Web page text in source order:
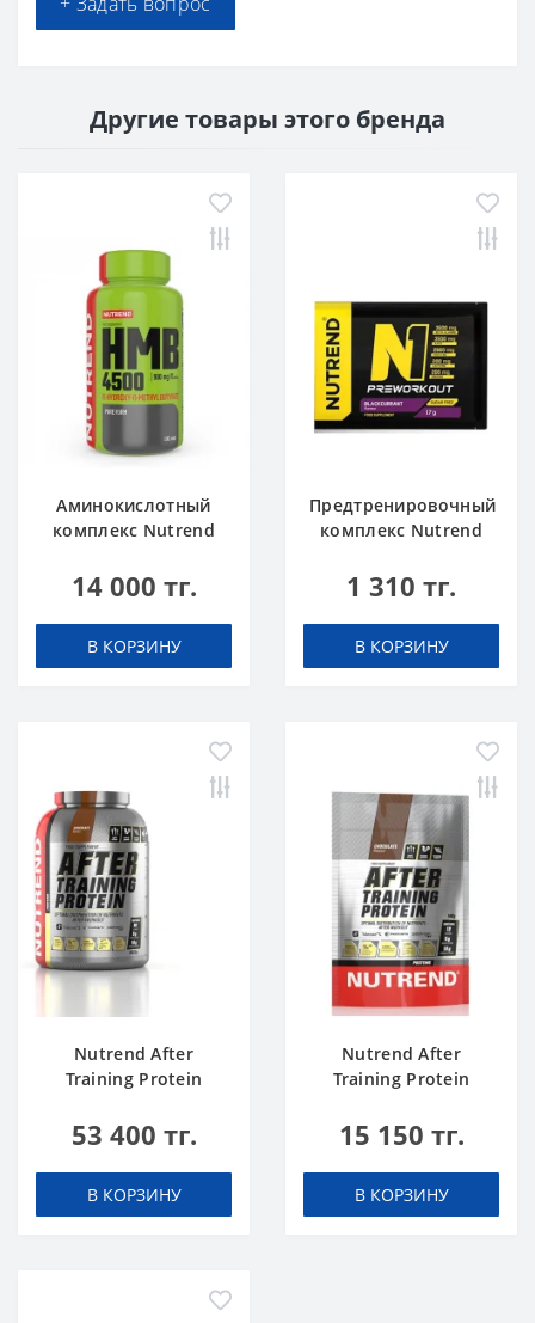
Другие товары этого бренда
Аминокислотный
комплекс Nutrend
14 000 тг.
В КОРЗИНУ
Предтренировочный
комплекс Nutrend
1 310 тг.
В КОРЗИНУ
Nutrend After
Training Protein
53 400 тг.
В КОРЗИНУ
Nutrend After
Training Protein
15 150 тг.
В КОРЗИНУ